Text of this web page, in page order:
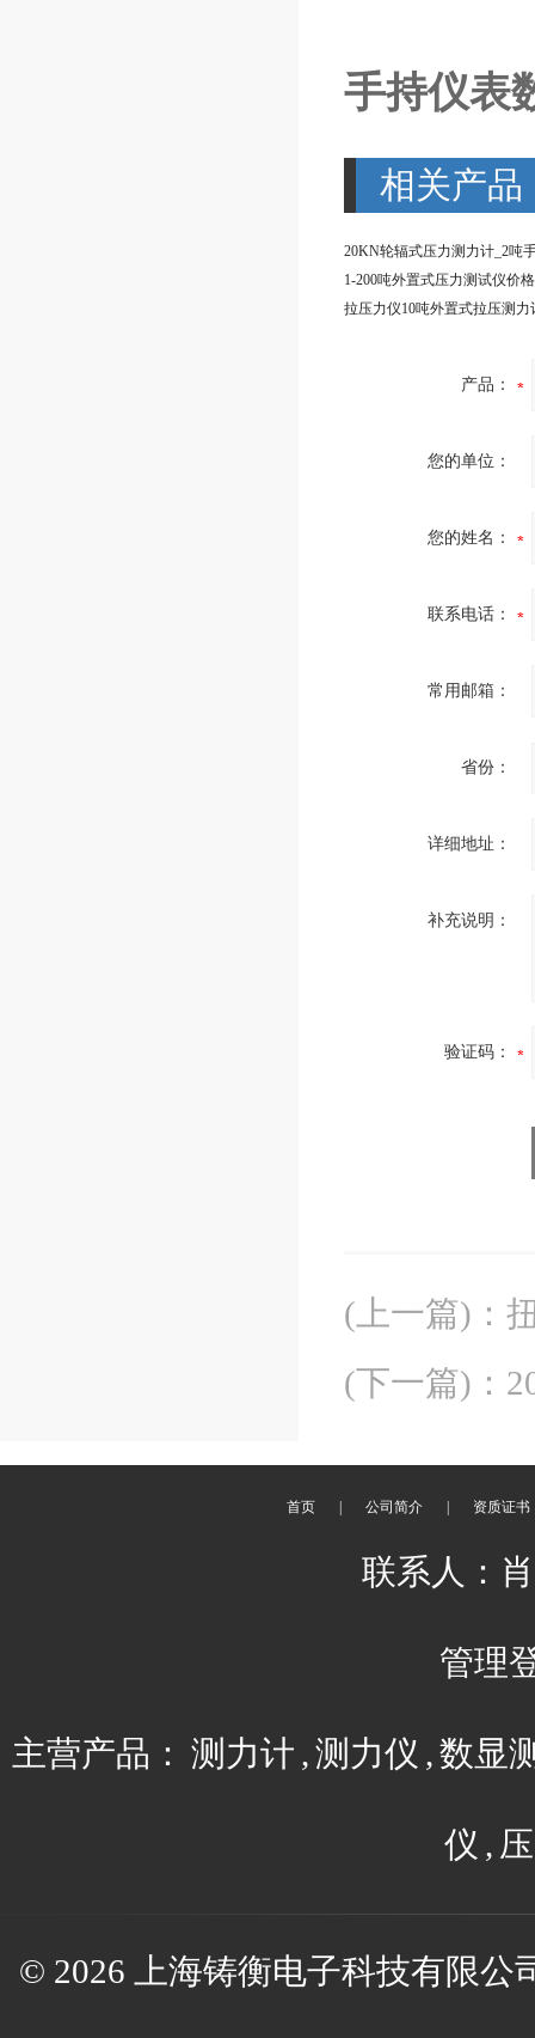
手持仪表
相关产品
产品：
您的单位：
您的姓名：
联系电话：
常用邮箱：
省份：
详细地址：
补充说明：
验证码：
(上一篇) ：
(下一篇) ：
首页 公司简介 资质证书
联系人：
管理
主营产品： 测力计 , 测力仪 , 数显
仪 ,
© 2026 上海铸衡电子科技有限公